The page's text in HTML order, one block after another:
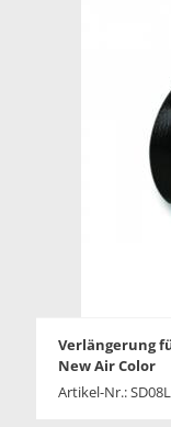
Verlängerung
New Air Color
Artikel-Nr.: SD08L